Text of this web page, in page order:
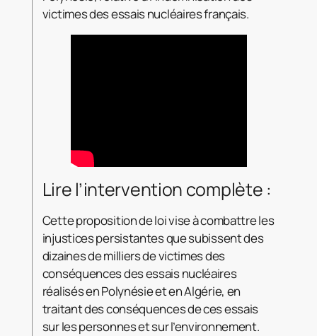
victimes des essais nucléaires français.
Lire l’intervention complète :
Cette proposition de loi vise à combattre les
injustices persistantes que subissent des
dizaines de milliers de victimes des
conséquences des essais nucléaires
réalisés en Polynésie et en Algérie, en
traitant des conséquences de ces essais
sur les personnes et sur l’environnement.